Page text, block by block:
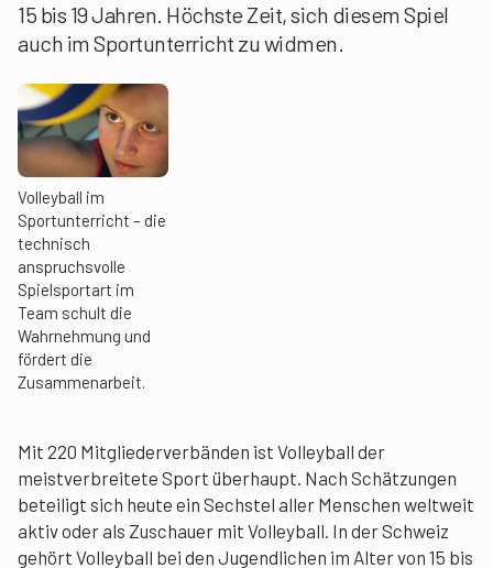
15 bis 19 Jahren. Höchste Zeit, sich diesem Spiel
auch im Sportunterricht zu widmen.
Volleyball im
Sportunterricht – die
technisch
anspruchsvolle
Spielsportart im
Team schult die
Wahrnehmung und
fördert die
Zusammenarbeit.
Mit 220 Mitgliederverbänden ist Volleyball der
meistverbreitete Sport überhaupt. Nach Schätzungen
beteiligt sich heute ein Sechstel aller Menschen weltweit
aktiv oder als Zuschauer mit Volleyball. In der Schweiz
gehört Volleyball bei den Jugendlichen im Alter von 15 bis